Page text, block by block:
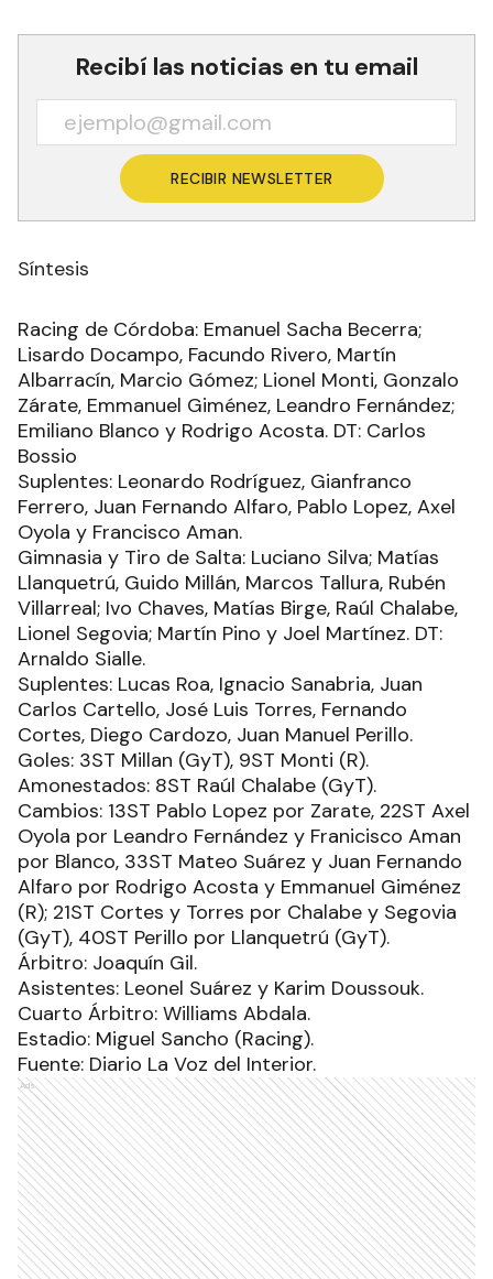
Recibí las noticias en tu email
RECIBIR NEWSLETTER
Síntesis
Racing de Córdoba: Emanuel Sacha Becerra;
Lisardo Docampo, Facundo Rivero, Martín
Albarracín, Marcio Gómez; Lionel Monti, Gonzalo
Zárate, Emmanuel Giménez, Leandro Fernández;
Emiliano Blanco y Rodrigo Acosta. DT: Carlos
Bossio
Suplentes: Leonardo Rodríguez, Gianfranco
Ferrero, Juan Fernando Alfaro, Pablo Lopez, Axel
Oyola y Francisco Aman.
Gimnasia y Tiro de Salta: Luciano Silva; Matías
Llanquetrú, Guido Millán, Marcos Tallura, Rubén
Villarreal; Ivo Chaves, Matías Birge, Raúl Chalabe,
Lionel Segovia; Martín Pino y Joel Martínez. DT:
Arnaldo Sialle.
Suplentes: Lucas Roa, Ignacio Sanabria, Juan
Carlos Cartello, José Luis Torres, Fernando
Cortes, Diego Cardozo, Juan Manuel Perillo.
Goles: 3ST Millan (GyT), 9ST Monti (R).
Amonestados: 8ST Raúl Chalabe (GyT).
Cambios: 13ST Pablo Lopez por Zarate, 22ST Axel
Oyola por Leandro Fernández y Franicisco Aman
por Blanco, 33ST Mateo Suárez y Juan Fernando
Alfaro por Rodrigo Acosta y Emmanuel Giménez
(R); 21ST Cortes y Torres por Chalabe y Segovia
(GyT), 40ST Perillo por Llanquetrú (GyT).
Árbitro: Joaquín Gil.
Asistentes: Leonel Suárez y Karim Doussouk.
Cuarto Árbitro: Williams Abdala.
Estadio: Miguel Sancho (Racing).
Fuente: Diario La Voz del Interior.
Ads